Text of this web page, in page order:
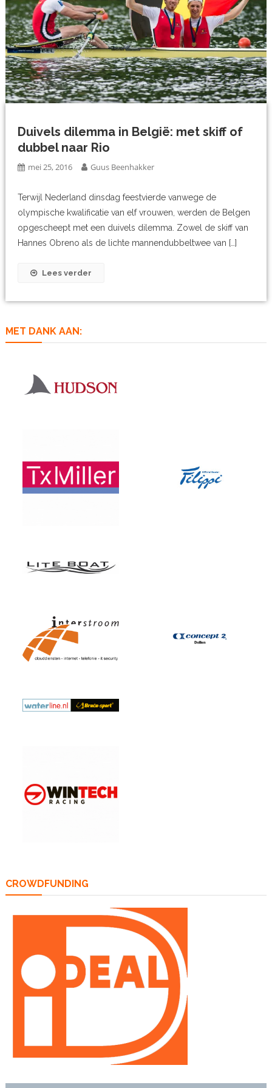
Duivels dilemma in België: met skiff of
dubbel naar Rio
mei 25, 2016 Guus Beenhakker
Terwijl Nederland dinsdag feestvierde vanwege de
olympische kwalificatie van elf vrouwen, werden de Belgen
opgescheept met een duivels dilemma. Zowel de skiff van
Hannes Obreno als de lichte mannendubbeltwee van […]
Lees verder
MET DANK AAN:
CROWDFUNDING